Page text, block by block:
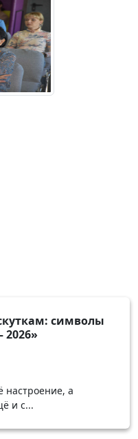
символы
настроение, а
и с...